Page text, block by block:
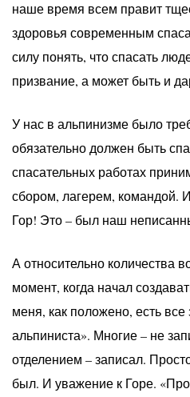
наше время всем правит
здоровья современным
силу понять, что спасать
призвание, а может быть и
У нас в альпинизме было
обязательно должен быть
спасательных работах
сбором, лагерем, командой.
Гор! Это – был наш
А относительно количества
момент, когда начал
меня, как положено, есть
альпиниста». Многие – не
отделением – записал.
был. И уважение к Горе.